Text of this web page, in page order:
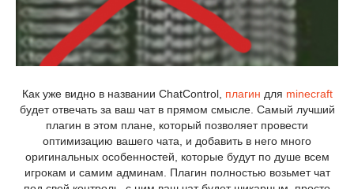
Как уже видно в названии ChatControl, плагин для minecraft
будет отвечать за ваш чат в прямом смысле. Самый лучший
плагин в этом плане, который позволяет провести
оптимизацию вашего чата, и добавить в него много
оригинальных особенностей, которые будут по душе всем
игрокам и самим админам. Плагин полностью возьмет чат